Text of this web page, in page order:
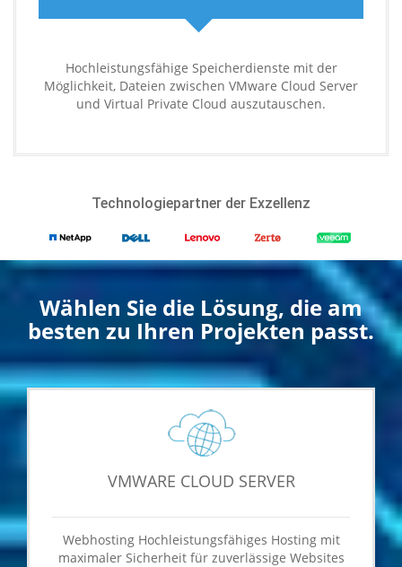
Hochleistungsfähige Speicherdienste mit der
Möglichkeit, Dateien zwischen VMware Cloud Server
und Virtual Private Cloud auszutauschen.
Technologiepartner der Exzellenz
Wählen Sie die Lösung, die am
besten zu Ihren Projekten passt.
VMWARE CLOUD SERVER
Webhosting Hochleistungsfähiges Hosting mit
maximaler Sicherheit für zuverlässige Websites